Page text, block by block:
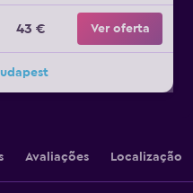
43 € Ver oferta
Avaliações Localização